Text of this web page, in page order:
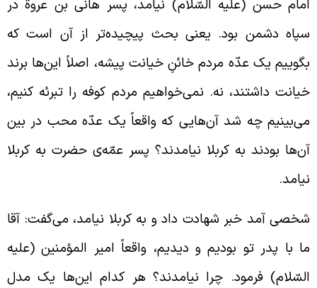
حسن (علیه السّلام) نیامد، پسر هانی بن عروة در
دشمن بود. یعنی بحث پیچیده‌تر از آن است که
یک عدّه مردم خائنِ خیانت پیشه‌، اصلاً این‌ها برند
داشتند، نه. نمی‌خواهیم مردم کوفه را تبرئه کنیم،
چه شد آن‌هایی که واقعاً یک عدّه محب در بین
بودند به کربلا نیامدند؟ پسر عمّه‌ی حضرت به کربلا
آمد خبر شهادت داد و به کربلا نیامد، می‌گفت: آقا
با پدر تو بودیم و دیدیم، واقعاً امیر المؤمنین (علیه
فرمود. چرا نیامدند؟ هر کدام این‌ها یک مدل